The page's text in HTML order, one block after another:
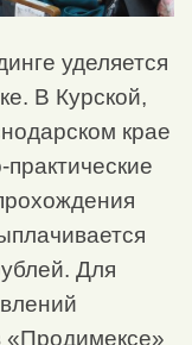
уделяется
В Курской,
крае
Для
«Продимексе»